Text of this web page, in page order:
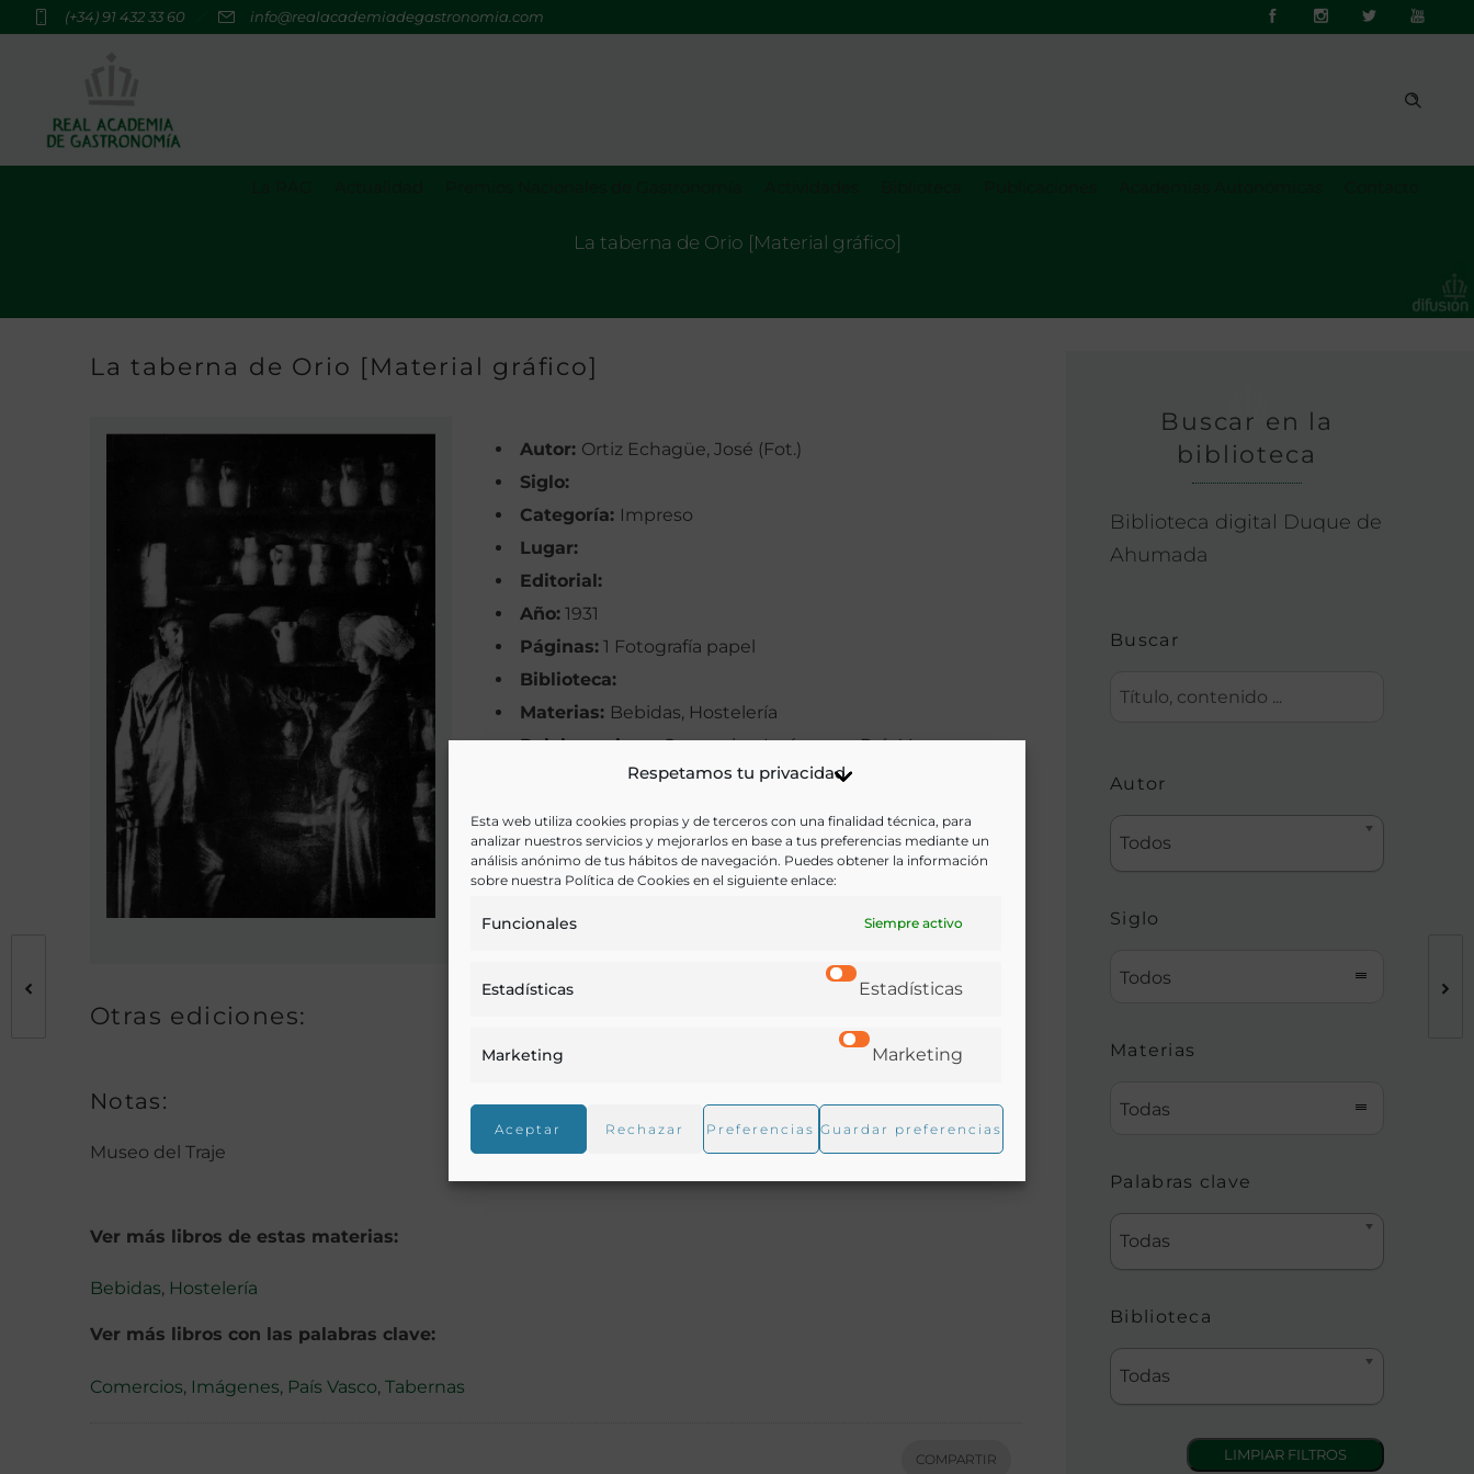
Respetamos tu privacidad
Esta web utiliza cookies propias y de terceros con una finalidad técnica, para
analizar nuestros servicios y mejorarlos en base a tus preferencias mediante un
análisis anónimo de tus hábitos de navegación. Puedes obtener la información
sobre nuestra Política de Cookies en el siguiente enlace:
Funcionales Siempre activo
Estadísticas Estadísticas
Marketing Marketing
Aceptar Rechazar Preferencias Guardar preferencias
(+34) 91 432 33 60 info@realacademiadegastronomia.com
La taberna de Orio [Material gráfico]
La taberna de Orio [Material gráfico]
Autor: Ortiz Echagüe, José (Fot.)
Siglo:
Categoría: Impreso
Lugar:
Editorial:
Año: 1931
Páginas: 1 Fotografía papel
Biblioteca:
Materias: Bebidas, Hostelería
Palabras clave:Comercios, Imágenes, País Vasco,
Idioma:
Ir a versión electrónica
Otras ediciones:
Notas:
Museo del Traje
Ver más libros de estas materias:
Bebidas, Hostelería
Ver más libros con las palabras clave:
Comercios, Imágenes, País Vasco, Tabernas
COMPARTIR
Buscar en la
biblioteca
Biblioteca digital Duque de
Ahumada
Buscar
Autor
Todos
Siglo
Todos
Materias
Todas
Palabras clave
Todas
Biblioteca
Todas